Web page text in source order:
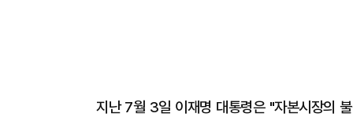
지난 7월 3일 이재명 대통령은 "자본시장의